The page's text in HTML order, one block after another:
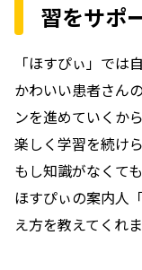
習をサポ
「ほすぴぃ」では
かわいい患者さん
ンを進めていくか
楽しく学習を続け
もし知識がなくても
ほすぴぃの案内人
え方を教えてくれま